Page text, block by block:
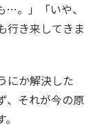
…。」「いや、
行き来してきま
にか解決した
、それが今の原